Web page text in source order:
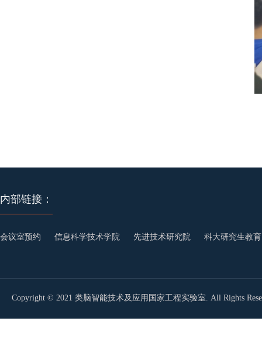
内部链接：
会议室预约 信息科学技术学院 先进技术研究院 科大研究生教育
Copyright © 2021 类脑智能技术及应用国家工程实验室. All Rights